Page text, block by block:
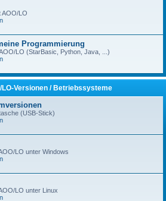
AOO/LO
Programmierung
LO (StarBasic, Python, Java, ...)
LO-Versionen / Betriebssysteme
(USB-Stick)
LO unter Windows
LO unter Linux